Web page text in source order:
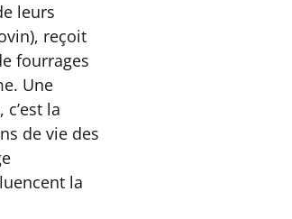
leurs
reçoit
fourrages
Une
, c’est la
de vie des
la